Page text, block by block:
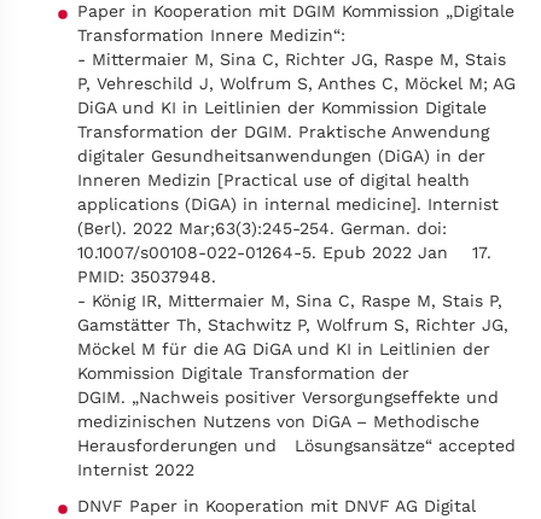
Paper in Kooperation mit DGIM Kommission „Digitale
Transformation Innere Medizin“:
- Mittermaier M, Sina C, Richter JG, Raspe M, Stais
P, Vehreschild J, Wolfrum S, Anthes C, Möckel M; AG
DiGA und KI in Leitlinien der Kommission Digitale
Transformation der DGIM. Praktische Anwendung
digitaler Gesundheitsanwendungen (DiGA) in der
Inneren Medizin [Practical use of digital health
applications (DiGA) in internal medicine]. Internist
(Berl). 2022 Mar;63(3):245-254. German. doi:
10.1007/s00108-022-01264-5. Epub 2022 Jan 17.
PMID: 35037948.
- König IR, Mittermaier M, Sina C, Raspe M, Stais P,
Gamstätter Th, Stachwitz P, Wolfrum S, Richter JG,
Möckel M für die AG DiGA und KI in Leitlinien der
Kommission Digitale Transformation der
DGIM. „Nachweis positiver Versorgungseffekte und
medizinischen Nutzens von DiGA – Methodische
Herausforderungen und Lösungsansätze“ accepted
Internist 2022
DNVF Paper in Kooperation mit DNVF AG Digital